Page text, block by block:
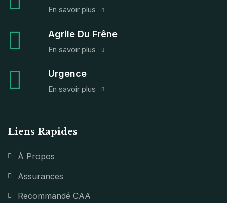
En savoir plus
Agrile Du Frêne
En savoir plus
Urgence
En savoir plus
Liens Rapides
À Propos
Assurances
Recommandé CAA